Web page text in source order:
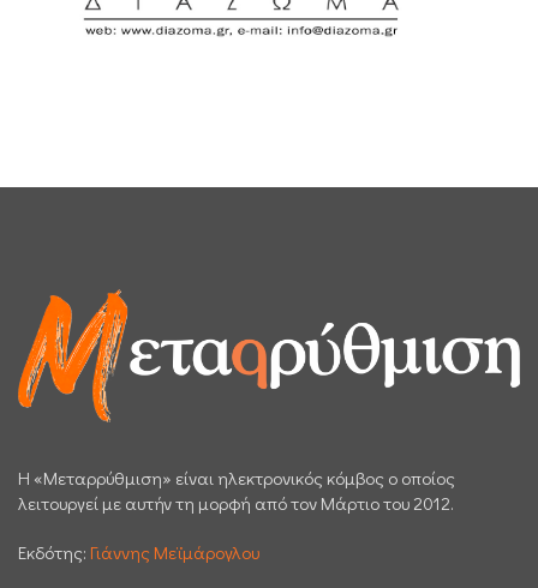
H «Μεταρρύθμιση» είναι ηλεκτρονικός κόμβος ο οποίος
λειτουργεί με αυτήν τη μορφή από τον Μάρτιο του 2012.
Εκδότης: Γιάννης Μεϊμάρογλου